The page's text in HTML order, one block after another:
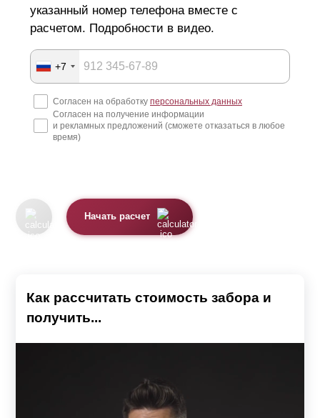
указанный номер телефона вместе с
расчетом. Подробности в видео.
+7
Согласен на обработку персональных данных
Согласен на получение информации
и рекламных предложений (сможете отказаться в любое
время)
Начать расчет
Как рассчитать стоимость забора и
получить...